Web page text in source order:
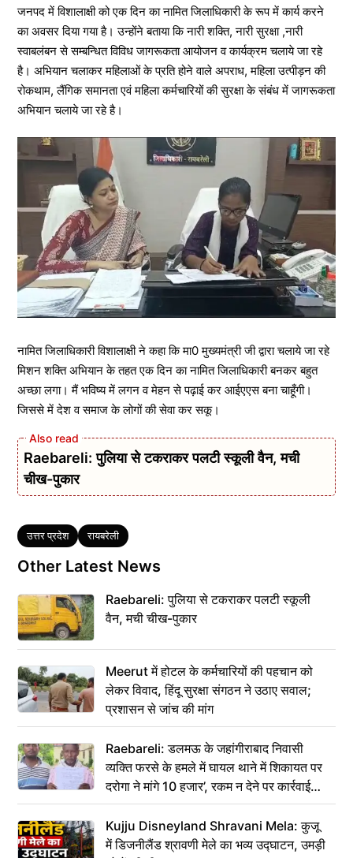
जनपद में विशालाक्षी को एक दिन का नामित जिलाधिकारी के रूप में कार्य करने
का अवसर दिया गया है। उन्होंने बताया कि नारी शक्ति, नारी सुरक्षा ,नारी
स्वाबलंबन से सम्बन्धित विविध जागरूकता आयोजन व कार्यक्रम चलाये जा रहे
है। अभियान चलाकर महिलाओं के प्रति होने वाले अपराध, महिला उत्पीड़न की
रोकथाम, लैंगिक समानता एवं महिला कर्मचारियों की सुरक्षा के संबंध में जागरूकता
अभियान चलाये जा रहे है।
नामित जिलाधिकारी विशालाक्षी ने कहा कि मा0 मुख्यमंत्री जी द्वारा चलाये जा रहे
मिशन शक्ति अभियान के तहत एक दिन का नामित जिलाधिकारी बनकर बहुत
अच्छा लगा। मैं भविष्य में लगन व मेहन से पढ़ाई कर आईएएस बना चाहूँगी।
जिससे में देश व समाज के लोगों की सेवा कर सकू।
Raebareli: पुलिया से टकराकर पलटी स्कूली वैन, मची
चीख-पुकार
Tags
उत्तर प्रदेश रायबरेली
Other Latest News
Raebareli: पुलिया से टकराकर पलटी स्कूली
वैन, मची चीख-पुकार
Meerut में होटल के कर्मचारियों की पहचान को
लेकर विवाद, हिंदू सुरक्षा संगठन ने उठाए सवाल;
प्रशासन से जांच की मांग
Raebareli: डलमऊ के जहांगीराबाद निवासी
व्यक्ति फरसे के हमले में घायल थाने में शिकायत पर
दरोगा ने मांगे 10 हजार’, रकम न देने पर कार्रवाई
ठंडी!
Kujju Disneyland Shravani Mela: कुजू
में डिजनीलैंड श्रावणी मेले का भव्य उद्घाटन, उमड़ी